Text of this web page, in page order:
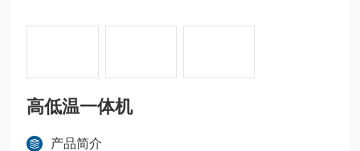
高低温一体机
产品简介